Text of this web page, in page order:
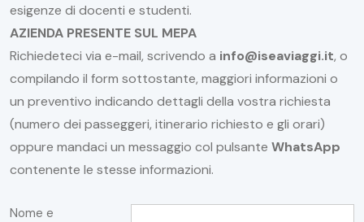
esigenze di docenti e studenti.
AZIENDA PRESENTE SUL MEPA
Richiedeteci via e-mail, scrivendo a info@iseaviaggi.it, o
compilando il form sottostante, maggiori informazioni o
un preventivo indicando dettagli della vostra richiesta
(numero dei passeggeri, itinerario richiesto e gli orari)
oppure mandaci un messaggio col pulsante WhatsApp
contenente le stesse informazioni.
Nome e